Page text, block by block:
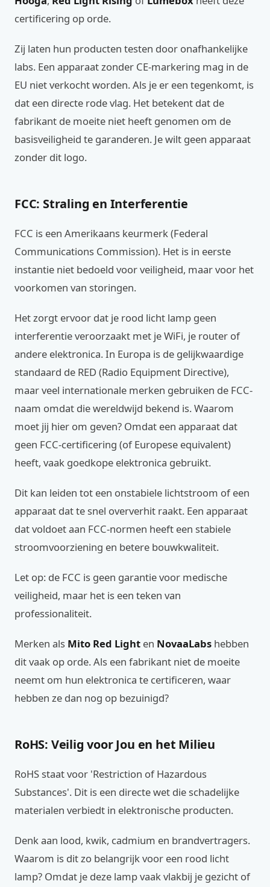
certificering op orde.
Zij laten hun producten testen door onafhankelijke
labs. Een apparaat zonder CE-markering mag in de
EU niet verkocht worden. Als je er een tegenkomt, is
dat een directe rode vlag. Het betekent dat de
fabrikant de moeite niet heeft genomen om de
basisveiligheid te garanderen. Je wilt geen apparaat
zonder dit logo.
FCC: Straling en Interferentie
FCC is een Amerikaans keurmerk (Federal
Communications Commission). Het is in eerste
instantie niet bedoeld voor veiligheid, maar voor het
voorkomen van storingen.
Het zorgt ervoor dat je rood licht lamp geen
interferentie veroorzaakt met je WiFi, je router of
andere elektronica. In Europa is de gelijkwaardige
standaard de RED (Radio Equipment Directive),
maar veel internationale merken gebruiken de FCC-
naam omdat die wereldwijd bekend is. Waarom
moet jij hier om geven? Omdat een apparaat dat
geen FCC-certificering (of Europese equivalent)
heeft, vaak goedkope elektronica gebruikt.
Dit kan leiden tot een onstabiele lichtstroom of een
apparaat dat te snel oververhit raakt. Een apparaat
dat voldoet aan FCC-normen heeft een stabiele
stroomvoorziening en betere bouwkwaliteit.
Let op: de FCC is geen garantie voor medische
veiligheid, maar het is een teken van
professionaliteit.
Merken als Mito Red Light en NovaaLabs hebben
dit vaak op orde. Als een fabrikant niet de moeite
neemt om hun elektronica te certificeren, waar
hebben ze dan nog op bezuinigd?
RoHS: Veilig voor Jou en het Milieu
RoHS staat voor 'Restriction of Hazardous
Substances'. Dit is een directe wet die schadelijke
materialen verbiedt in elektronische producten.
Denk aan lood, kwik, cadmium en brandvertragers.
Waarom is dit zo belangrijk voor een rood licht
lamp? Omdat je deze lamp vaak vlakbij je gezicht of